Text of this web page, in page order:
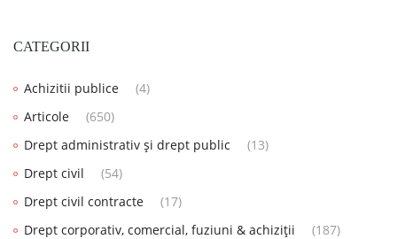
CATEGORII
Achizitii publice
(4)
Articole
(650)
Drept administrativ și drept public
(13)
Drept civil
(54)
Drept civil contracte
(17)
Drept corporativ, comercial, fuziuni & achiziții
(187)